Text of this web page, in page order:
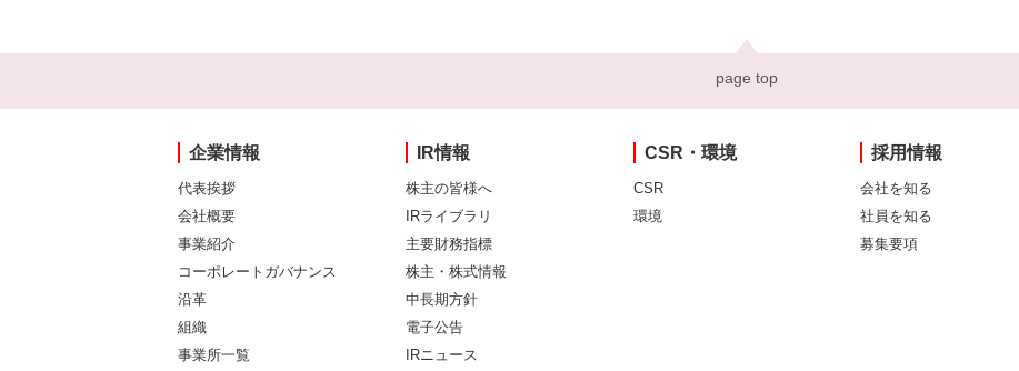
page top
企業情報
代表挨拶
会社概要
事業紹介
コーポレートガバナンス
沿革
組織
事業所一覧
IR情報
株主の皆様へ
IRライブラリ
主要財務指標
株主・株式情報
中長期方針
電子公告
IRニュース
CSR・環境
CSR
環境
採用情報
会社を知る
社員を知る
募集要項